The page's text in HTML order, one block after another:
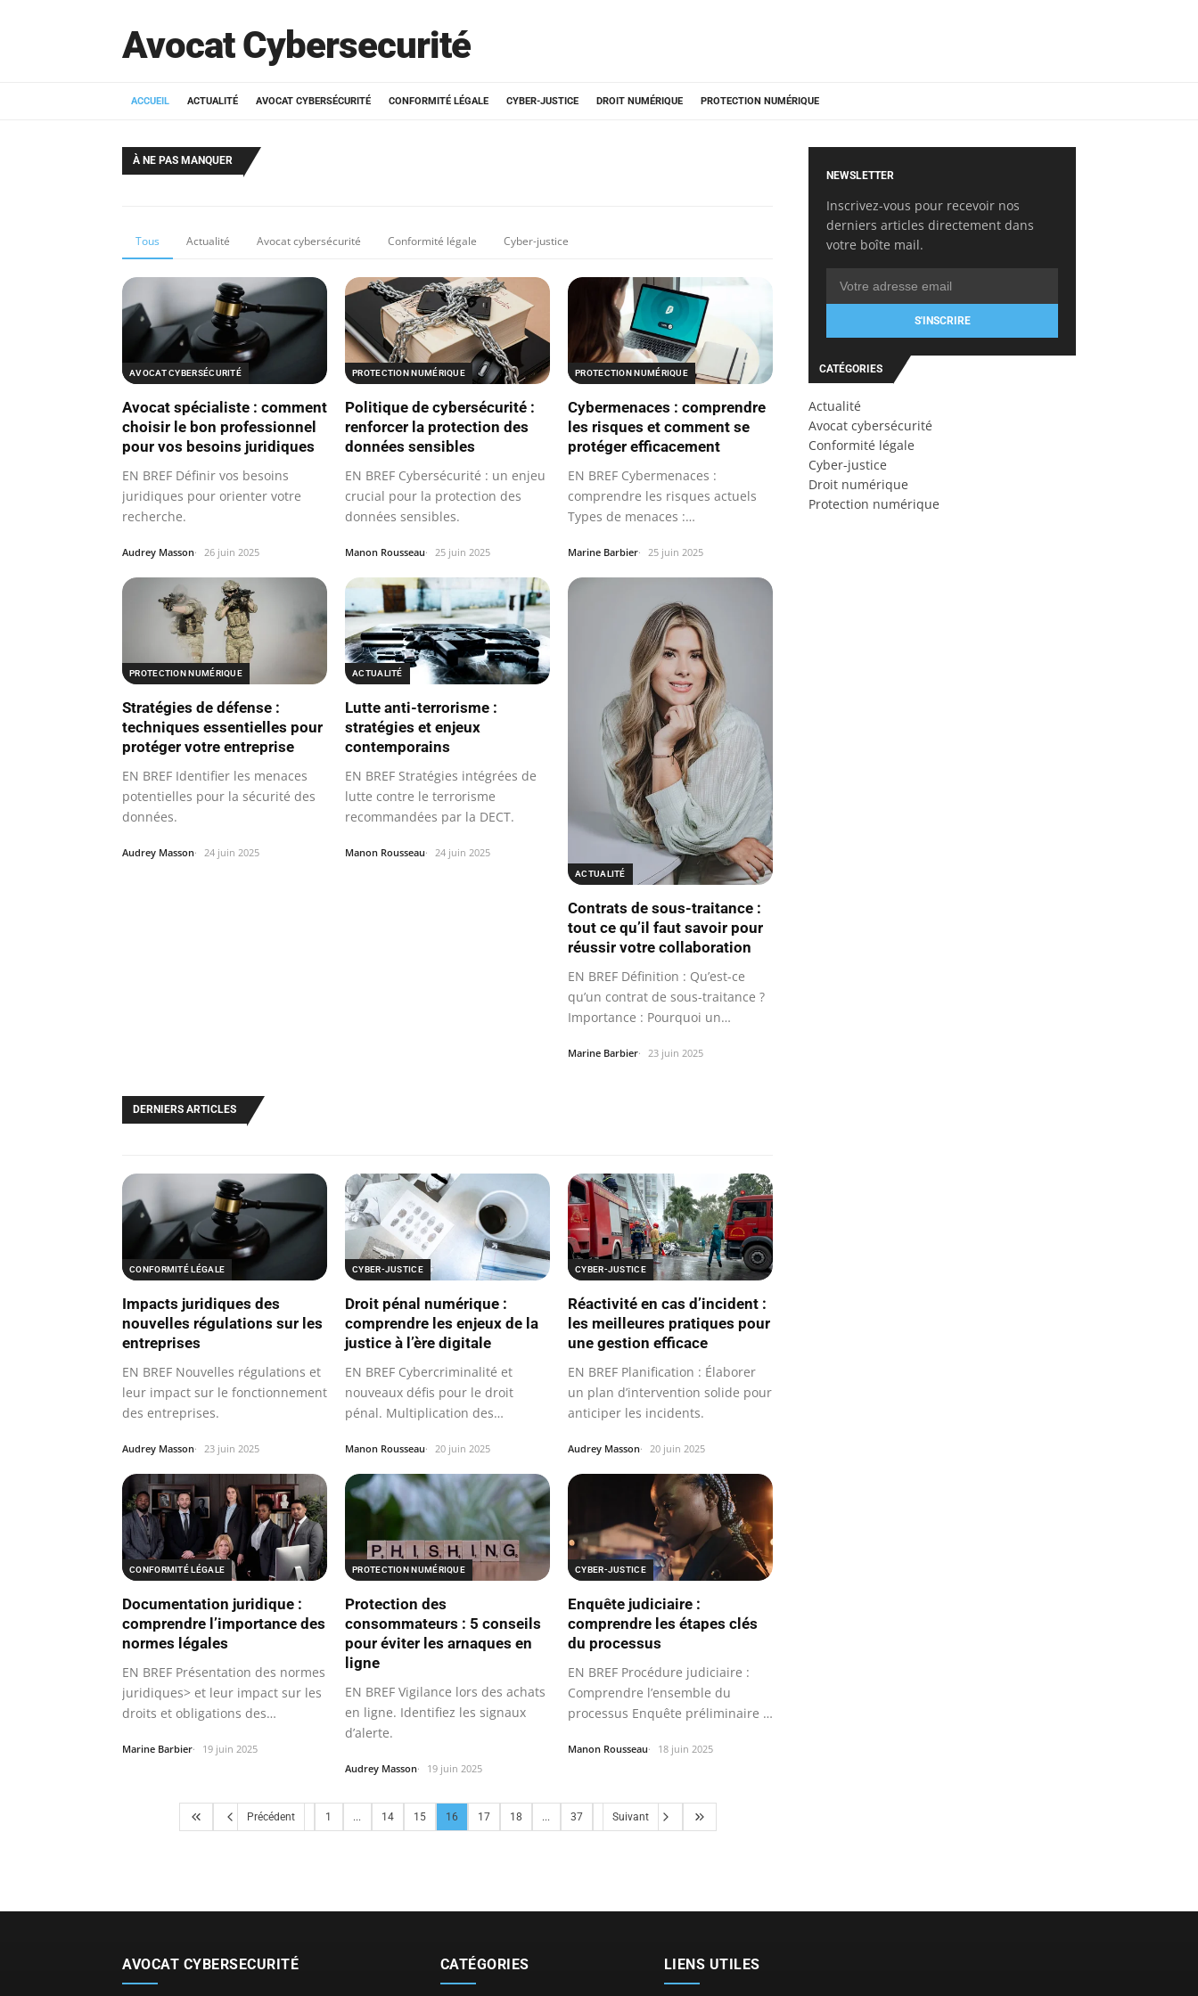
Avocat Cybersecurité
ACCUEIL ACTUALITÉ AVOCAT CYBERSÉCURITÉ CONFORMITÉ LÉGALE CYBER-JUSTICE DROIT NUMÉRIQUE PROTECTION NUMÉRIQUE
À NE PAS MANQUER
Tous Actualité Avocat cybersécurité Conformité légale Cyber-justice
AVOCAT CYBERSÉCURITÉ
Avocat spécialiste : comment
choisir le bon professionnel
pour vos besoins juridiques
EN BREF Définir vos besoins
juridiques pour orienter votre
recherche.
Audrey Masson 26 juin 2025
PROTECTION NUMÉRIQUE
Politique de cybersécurité :
renforcer la protection des
données sensibles
EN BREF Cybersécurité : un enjeu
crucial pour la protection des
données sensibles.
Manon Rousseau 25 juin 2025
PROTECTION NUMÉRIQUE
Cybermenaces : comprendre
les risques et comment se
protéger efficacement
EN BREF Cybermenaces :
comprendre les risques actuels
Types de menaces :
Marine Barbier 25 juin 2025
PROTECTION NUMÉRIQUE
Stratégies de défense :
techniques essentielles pour
protéger votre entreprise
EN BREF Identifier les menaces
potentielles pour la sécurité des
données.
Audrey Masson 24 juin 2025
ACTUALITÉ
Lutte anti-terrorisme :
stratégies et enjeux
contemporains
EN BREF Stratégies intégrées de
lutte contre le terrorisme
recommandées par la DECT.
Manon Rousseau 24 juin 2025
ACTUALITÉ
Contrats de sous-traitance :
tout ce qu’il faut savoir pour
réussir votre collaboration
EN BREF Définition : Qu’est-ce
qu’un contrat de sous-traitance ?
Importance : Pourquoi un
Marine Barbier 23 juin 2025
DERNIERS ARTICLES
CONFORMITÉ LÉGALE
Impacts juridiques des
nouvelles régulations sur les
entreprises
EN BREF Nouvelles régulations et
leur impact sur le fonctionnement
des entreprises.
Audrey Masson 23 juin 2025
CYBER-JUSTICE
Droit pénal numérique :
comprendre les enjeux de la
justice à l’ère digitale
EN BREF Cybercriminalité et
nouveaux défis pour le droit
pénal. Multiplication des
Manon Rousseau 20 juin 2025
CYBER-JUSTICE
Réactivité en cas d’incident :
les meilleures pratiques pour
une gestion efficace
EN BREF Planification : Élaborer
un plan d’intervention solide pour
anticiper les incidents.
Audrey Masson 20 juin 2025
CONFORMITÉ LÉGALE
Documentation juridique :
comprendre l’importance des
normes légales
EN BREF Présentation des normes
juridiques> et leur impact sur les
droits et obligations des…
Marine Barbier 19 juin 2025
PROTECTION NUMÉRIQUE
Protection des
consommateurs : 5 conseils
pour éviter les arnaques en
ligne
EN BREF Vigilance lors des achats
en ligne. Identifiez les signaux
d’alerte.
Audrey Masson 19 juin 2025
CYBER-JUSTICE
Enquête judiciaire :
comprendre les étapes clés
du processus
EN BREF Procédure judiciaire :
Comprendre l’ensemble du
processus Enquête préliminaire :
Manon Rousseau 18 juin 2025
Précédent 1 ... 14 15 16 17 18 ... 37 Suivant
NEWSLETTER
Inscrivez-vous pour recevoir nos
derniers articles directement dans
votre boîte mail.
S'INSCRIRE
CATÉGORIES
Actualité
Avocat cybersécurité
Conformité légale
Cyber-justice
Droit numérique
Protection numérique
AVOCAT CYBERSECURITÉ CATÉGORIES LIENS UTILES